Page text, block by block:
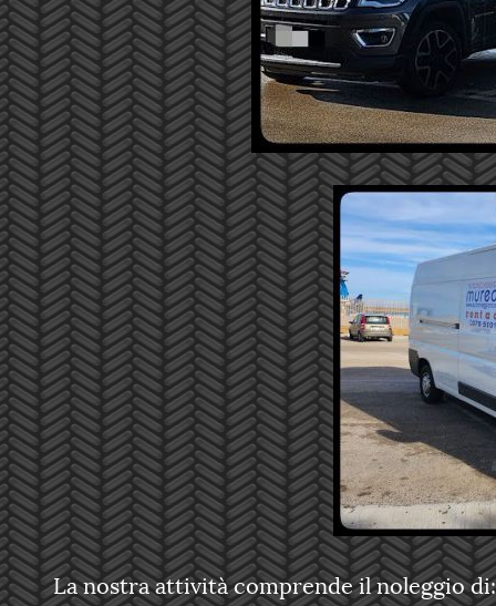
La nostra attività comprende il noleggio di: